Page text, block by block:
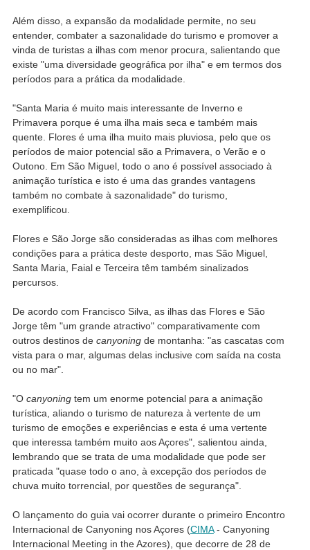
Além disso, a expansão da modalidade permite, no seu
entender, combater a sazonalidade do turismo e promover a
vinda de turistas a ilhas com menor procura, salientando que
existe "uma diversidade geográfica por ilha" e em termos dos
períodos para a prática da modalidade.
"Santa Maria é muito mais interessante de Inverno e
Primavera porque é uma ilha mais seca e também mais
quente. Flores é uma ilha muito mais pluviosa, pelo que os
períodos de maior potencial são a Primavera, o Verão e o
Outono. Em São Miguel, todo o ano é possível associado à
animação turística e isto é uma das grandes vantagens
também no combate à sazonalidade" do turismo,
exemplificou.
Flores e São Jorge são consideradas as ilhas com melhores
condições para a prática deste desporto, mas São Miguel,
Santa Maria, Faial e Terceira têm também sinalizados
percursos.
De acordo com Francisco Silva, as ilhas das Flores e São
Jorge têm "um grande atractivo" comparativamente com
outros destinos de canyoning de montanha: "as cascatas com
vista para o mar, algumas delas inclusive com saída na costa
ou no mar".
"O canyoningtem um enorme potencial para a animação
turística, aliando o turismo de natureza à vertente de um
turismo de emoções e experiências e esta é uma vertente
que interessa também muito aos Açores", salientou ainda,
lembrando que se trata de uma modalidade que pode ser
praticada "quase todo o ano, à excepção dos períodos de
chuva muito torrencial, por questões de segurança".
O lançamento do guia vai ocorrer durante o primeiro Encontro
Internacional de Canyoning nos Açores (CIMA- Canyoning
Internacional Meeting in the Azores), que decorre de 28 de